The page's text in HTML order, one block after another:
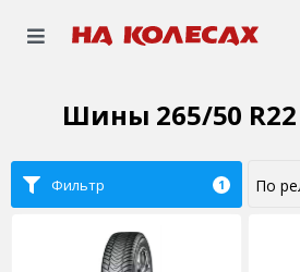
Шины 265/50 R22
Фильтр 1